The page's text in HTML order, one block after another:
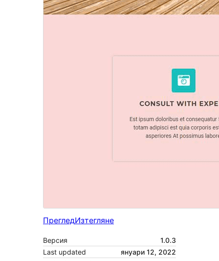
ПрегледИзтегляне
Версия
1.0.3
Last updated
януари 12, 2022